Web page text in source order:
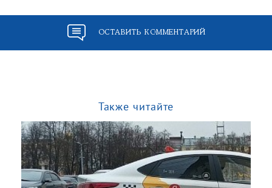
ОСТАВИТЬ КОММЕНТАРИЙ
Также читайте